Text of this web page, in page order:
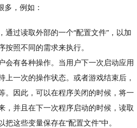
多，例如：
通过读取外部的一个“配置文件”，以加
照不同的需求来执行。
会有各种操作。当用户下一次启动应用
上一次的操作状态。或者游戏结束后，
。因此，可以在程序关闭的时候，将一
，并且在下一次程序启动的时候，读取
这些变量保存在“配置文件”中。